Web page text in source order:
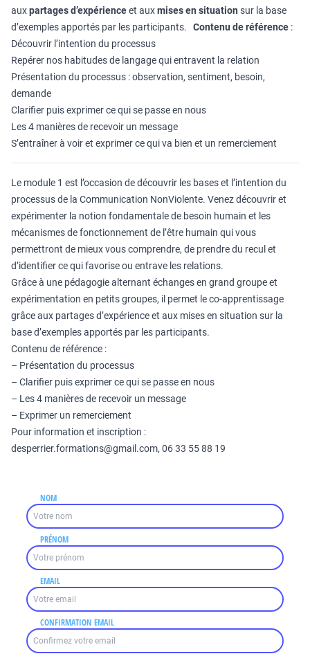
auxpartages d’expérienceet auxmises en situation sur la base
d’exemples apportés par les participants. Contenu de référence :
Découvrir l’intention du processus
Repérer nos habitudes de langage qui entravent la relation
Présentation du processus : observation, sentiment, besoin,
demande
Clarifier puis exprimer ce qui se passe en nous
Les 4 manières de recevoir un message
S’entraîner à voir et exprimer ce qui va bien et un remerciement
Le module 1 est l’occasion de découvrir les bases et l’intention du
processus de la Communication NonViolente. Venez découvrir et
expérimenter la notion fondamentale de besoin humain et les
mécanismes de fonctionnement de l’être humain qui vous
permettront de mieux vous comprendre, de prendre du recul et
d’identifier ce qui favorise ou entrave les relations.
Grâce à une pédagogie alternant échanges en grand groupe et
expérimentation en petits groupes, il permet le co-apprentissage
grâce aux partages d’expérience et aux mises en situation sur la
base d’exemples apportés par les participants.
Contenu de référence :
– Présentation du processus
– Clarifier puis exprimer ce qui se passe en nous
– Les 4 manières de recevoir un message
– Exprimer un remerciement
Pour information et inscription :
desperrier.formations@gmail.com, 06 33 55 88 19
NOM
PRÉNOM
EMAIL
CONFIRMATION EMAIL